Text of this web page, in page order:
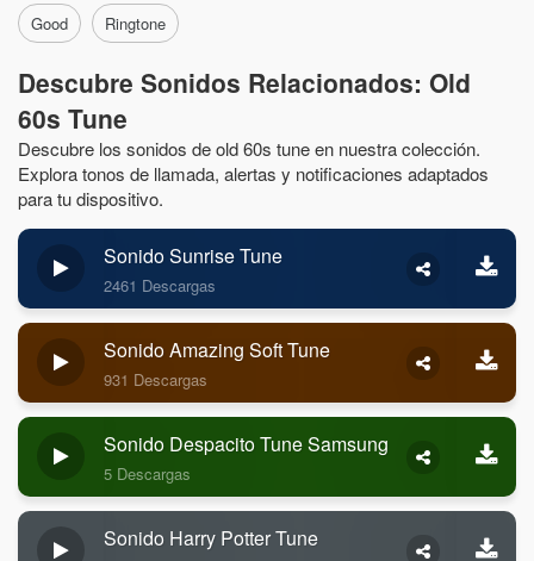
Good Ringtone
Descubre Sonidos Relacionados: Old
60s Tune
Descubre los sonidos de old 60s tune en nuestra colección.
Explora tonos de llamada, alertas y notificaciones adaptados
para tu dispositivo.
Sonido Sunrise Tune
2461 Descargas
Sonido Amazing Soft Tune
931 Descargas
Sonido Despacito Tune Samsung
5 Descargas
Sonido Harry Potter Tune